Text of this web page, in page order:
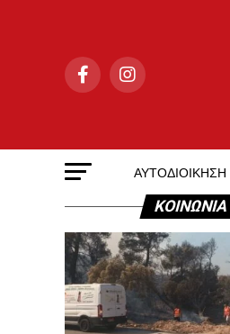
ΑΥΤΟΔΙΟΊΚΗΣΗ
ΚΟΙΝΩΝΊΑ